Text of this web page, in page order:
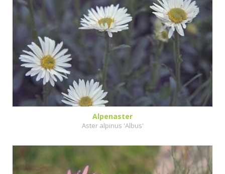
Alpenaster
Aster alpinus 'Albus'